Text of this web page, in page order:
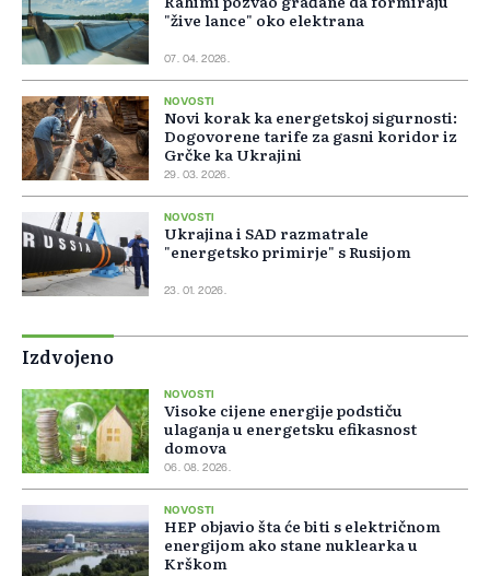
"žive lance" oko elektrana
07. 04. 2026.
NOVOSTI
Novi korak ka energetskoj sigurnosti:
Dogovorene tarife za gasni koridor iz
Grčke ka Ukrajini
29. 03. 2026.
NOVOSTI
Ukrajina i SAD razmatrale
"energetsko primirje" s Rusijom
23. 01. 2026.
Izdvojeno
NOVOSTI
Visoke cijene energije podstiču
ulaganja u energetsku efikasnost
domova
06. 08. 2026.
NOVOSTI
HEP objavio šta će biti s električnom
energijom ako stane nuklearka u
Krškom